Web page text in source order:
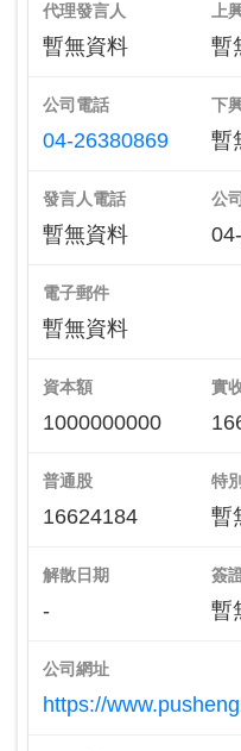
代理發言人
暫無資料
上
暫
公司電話
04-26380869
下
暫
發言人電話
暫無資料
公
電子郵件
暫無資料
資本額
1000000000
實
普通股
16624184
特
暫
解散日期
-
簽
暫
公司網址
https://